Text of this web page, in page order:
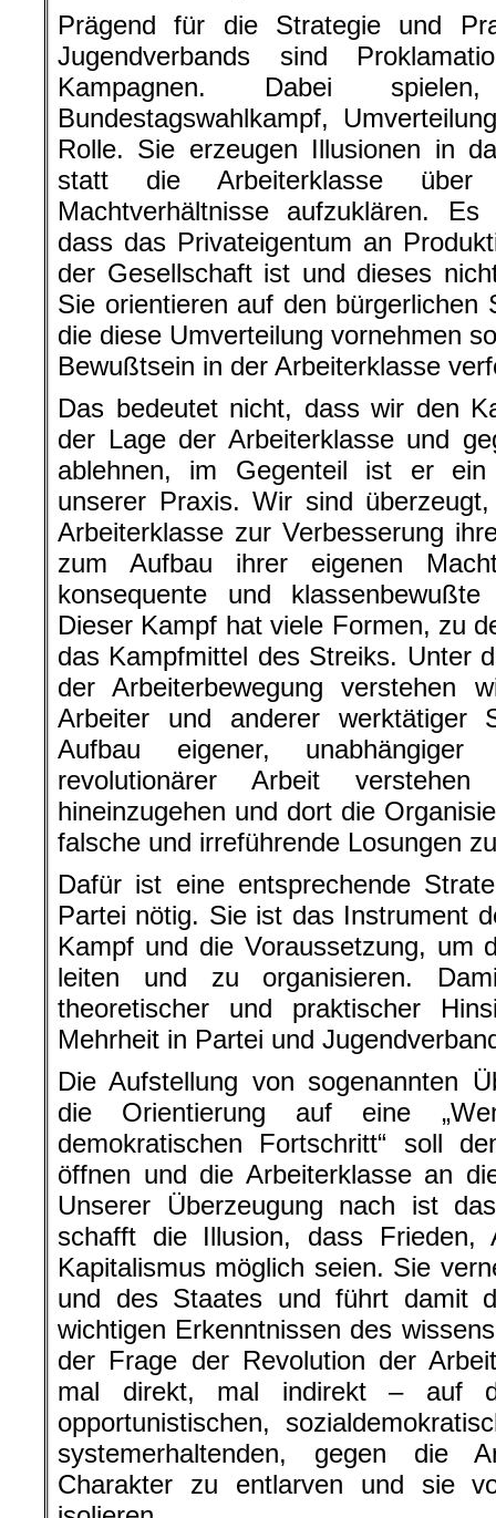
Prägend für die Strategie und
Jugendverbands sind
Kampagnen. Dabei
Bundestagswahlkampf,
Rolle. Sie erzeugen Illusionen in
statt die Arbeiterklasse
Machtverhältnisse aufzuklären.
dass das Privateigentum an
der Gesellschaft ist und dieses
Sie orientieren auf den bürgerlichen
die diese Umverteilung vornehmen
Bewußtsein in der Arbeiterklasse
Das bedeutet nicht, dass wir den
der Lage der Arbeiterklasse und
ablehnen, im Gegenteil ist er ein
unserer Praxis. Wir sind
Arbeiterklasse zur Verbesserung
zum Aufbau ihrer eigenen
konsequente und
Dieser Kampf hat viele Formen, zu
das Kampfmittel des Streiks. Unter
der Arbeiterbewegung verstehen
Arbeiter und anderer werktätiger
Aufbau eigener, unabhängiger
revolutionärer Arbeit
hineinzugehen und dort die
falsche und irreführende Losungen
Dafür ist eine entsprechende
Partei nötig. Sie ist das Instrument
Kampf und die Voraussetzung, um
leiten und zu organisieren.
theoretischer und praktischer
Mehrheit in Partei und
Die Aufstellung von sogenannten
die Orientierung auf eine
demokratischen Fortschritt“ soll
öffnen und die Arbeiterklasse an
Unserer Überzeugung nach ist
schafft die Illusion, dass Frieden,
Kapitalismus möglich seien. Sie
und des Staates und führt damit
wichtigen Erkenntnissen des
der Frage der Revolution der
mal direkt, mal indirekt – auf
opportunistischen,
systemerhaltenden, gegen die
Charakter zu entlarven und sie